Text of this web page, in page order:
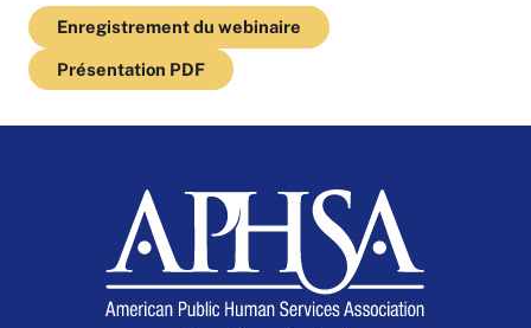
Enregistrement du webinaire
Présentation PDF